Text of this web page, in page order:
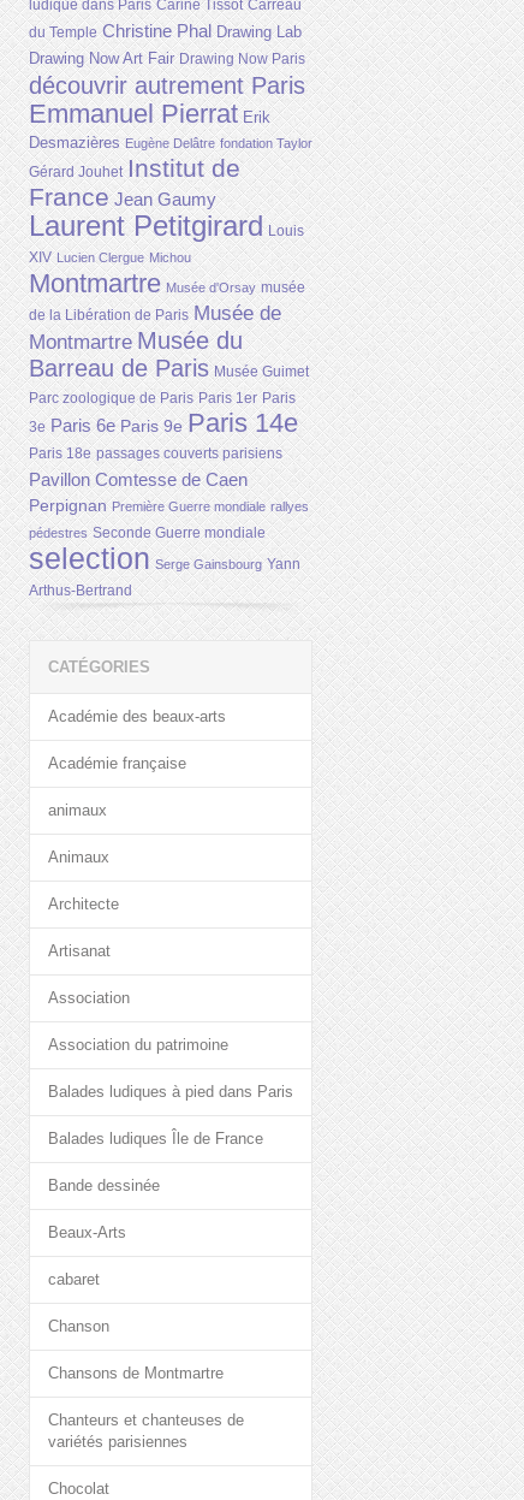
ludique dans Paris Carine Tissot Carreau
du Temple Christine Phal Drawing Lab
Drawing Now Art Fair Drawing Now Paris
découvrir autrement Paris
Emmanuel Pierrat Erik
Desmazières Eugène Delâtre fondation Taylor
Gérard Jouhet Institut de
France Jean Gaumy
Laurent Petitgirard Louis
XIV Lucien Clergue Michou
Montmartre Musée d'Orsay musée
de la Libération de Paris Musée de
Montmartre Musée du
Barreau de Paris Musée Guimet
Parc zoologique de Paris Paris 1er Paris
3e Paris 6e Paris 9e Paris 14e
Paris 18e passages couverts parisiens
Pavillon Comtesse de Caen
Perpignan Première Guerre mondiale rallyes
pédestres Seconde Guerre mondiale
selection Serge Gainsbourg Yann
Arthus-Bertrand
CATÉGORIES
Académie des beaux-arts
Académie française
animaux
Animaux
Architecte
Artisanat
Association
Association du patrimoine
Balades ludiques à pied dans Paris
Balades ludiques Île de France
Bande dessinée
Beaux-Arts
cabaret
Chanson
Chansons de Montmartre
Chanteurs et chanteuses de
variétés parisiennes
Chocolat